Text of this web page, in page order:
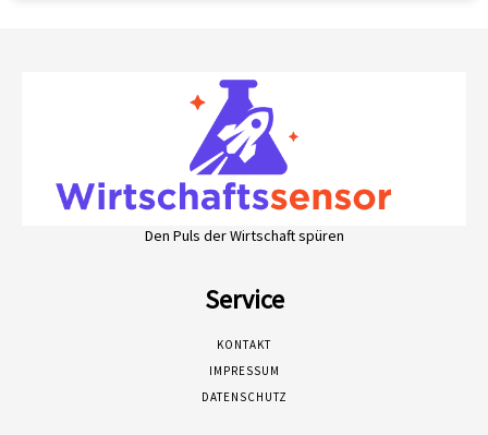
Den Puls der Wirtschaft spüren
Service
KONTAKT
IMPRESSUM
DATENSCHUTZ